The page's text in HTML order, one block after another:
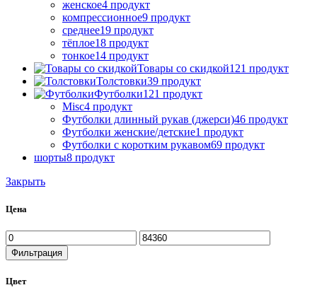
женское4 продукт
компрессионное9 продукт
среднее19 продукт
тёплое18 продукт
тонкое14 продукт
Товары со скидкой121 продукт
Толстовки39 продукт
Футболки121 продукт
Misc4 продукт
Футболки длинный рукав (джерси)46 продукт
Футболки женские/детские1 продукт
Футболки с коротким рукавом69 продукт
шорты8 продукт
Закрыть
Цена
Минимальная
цена
Максимальная
цена
Фильтрация
Цвет